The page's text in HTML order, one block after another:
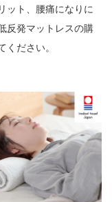
ット、腰痛になりに
反発マットレスの購
ください。